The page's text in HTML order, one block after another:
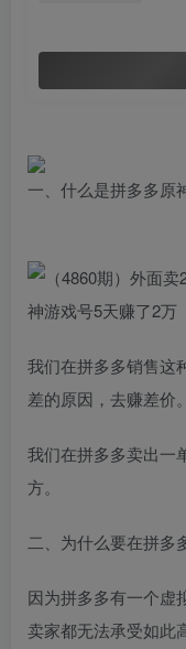
一、什么是拼多多原
我们在拼多多销售这
差的原因，去赚差价。
我们在拼多多卖出一
方。
二、为什么要在拼多
因为拼多多有一个虚
卖家都无法承受如此